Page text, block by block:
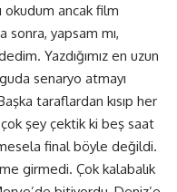
okudum ancak film
sonra, yapsam mı,
Yazdığımız en uzun
senaryo atmayı
taraflardan kısıp her
şey çektik ki beş saat
final böyle değildi.
girmedi. Çok kalabalık